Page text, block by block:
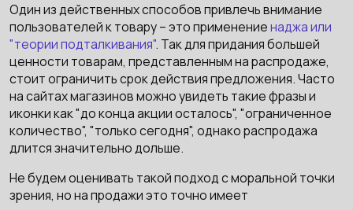
Один из действенных способов привлечь внимание
пользователей к товару – это применениенаджа или
"теории подталкивания". Так для придания большей
ценности товарам, представленным на распродаже,
стоит ограничить срок действия предложения. Часто
на сайтах магазинов можно увидеть такие фразы и
иконки как "до конца акции осталось", "ограниченное
количество", "только сегодня", однако распродажа
длится значительно дольше.
Не будем оценивать такой подход с моральной точки
зрения, но на продажи это точно имеет